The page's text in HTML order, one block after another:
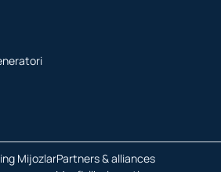
MijozlarPartners & alliances